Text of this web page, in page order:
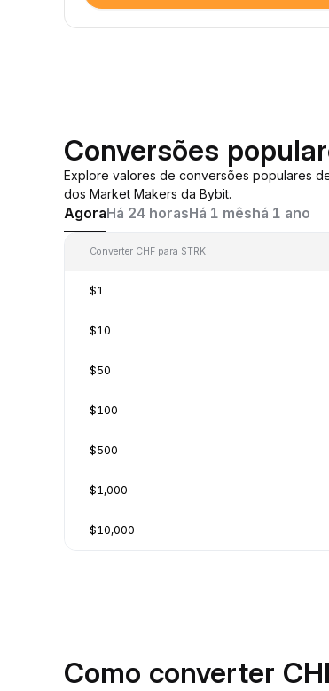
Conversões
Explore valores de conversões populares
dos Market Makers da Bybit.
AgoraHá 24 horasHá 1 mêshá 1 ano
Converter CHF para STRK
$1
$10
$50
$100
$500
$1,000
$10,000
Como converter